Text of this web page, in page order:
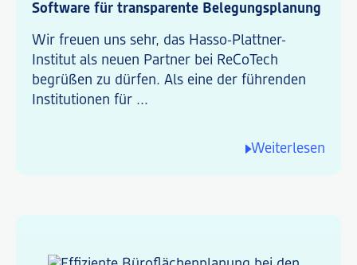
Software für transparente Belegungsplanung
Wir freuen uns sehr, das Hasso-Plattner-
Institut als neuen Partner bei ReCoTech
begrüßen zu dürfen. Als eine der führenden
Institutionen für ...
Weiterlesen